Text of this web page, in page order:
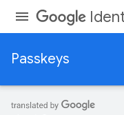
Passkeys